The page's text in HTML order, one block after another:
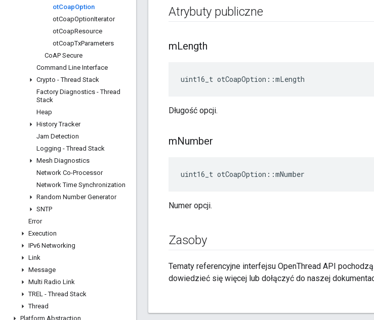
otCoapOption
otCoapOptionIterator
otCoapResource
otCoapTxParameters
CoAP Secure
Command Line Interface
Crypto - Thread Stack
Factory Diagnostics - Thread
Stack
Heap
History Tracker
Jam Detection
Logging - Thread Stack
Mesh Diagnostics
Network Co-Processor
Network Time Synchronization
Random Number Generator
SNTP
Error
Execution
IPv6 Networking
Link
Message
Multi Radio Link
TREL - Thread Stack
Thread
Platform Abstraction
Atrybuty publiczne
mLength
uint16_t otCoapOption ::mLength
Długość opcji.
mNumber
uint16_t otCoapOption ::mNumber
Numer opcji.
Zasoby
Tematy referencyjne interfejsu OpenThread API
dowiedzieć się więcej lub dołączyć do naszej